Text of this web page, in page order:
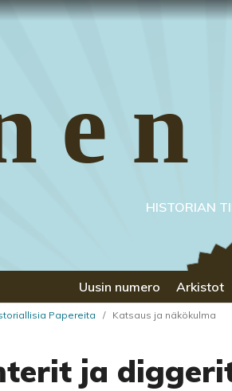
HISTORIAN
Uusin numero Arkistot
Papereita / Katsaus ja näkökulma
ja